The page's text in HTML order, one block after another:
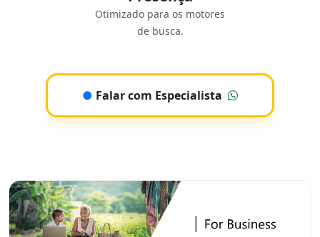
Otimizado para os motores
de busca.
● Falar com Especialista